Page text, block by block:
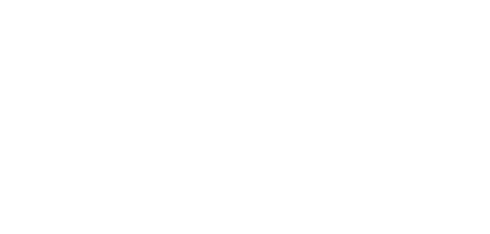
Запорожья, коррупция, политика, дтп, новости спорта